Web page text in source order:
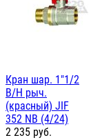
Кран шар. 1"1/2
В/Н рыч.
(красный) JIF
352 NB (4/24)
2 235 руб.